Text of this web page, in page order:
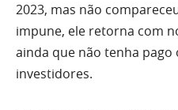
2023, mas não
impune, ele retorna com
ainda que não tenha pago
investidores.